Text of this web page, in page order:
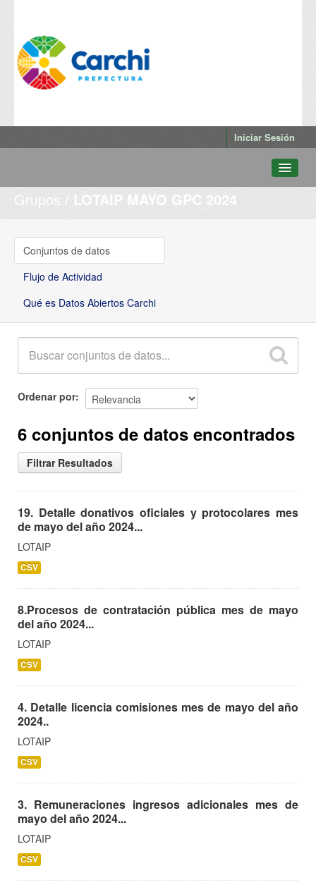
Iniciar Sesión
Conjuntos de datos
Grupos
Qué es Datos Abiertos Carchi
Grupos LOTAIP MAYO GPC 2024
Conjuntos de datos
Flujo de Actividad
Qué es Datos Abiertos Carchi
Ordenar por
6 conjuntos de datos encontrados
Filtrar Resultados
19. Detalle donativos oficiales y protocolares mes
de mayo del año 2024...
LOTAIP
CSV
8.Procesos de contratación pública mes de mayo
del año 2024...
LOTAIP
CSV
4. Detalle licencia comisiones mes de mayo del año
2024..
LOTAIP
CSV
3. Remuneraciones ingresos adicionales mes de
mayo del año 2024...
LOTAIP
CSV